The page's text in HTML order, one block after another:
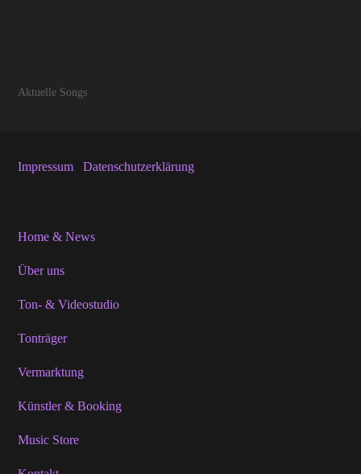
Aktuelle Songs
Impressum Datenschutzerklärung
Home & News
Über uns
Ton- & Videostudio
Tonträger
Vermarktung
Künstler & Booking
Music Store